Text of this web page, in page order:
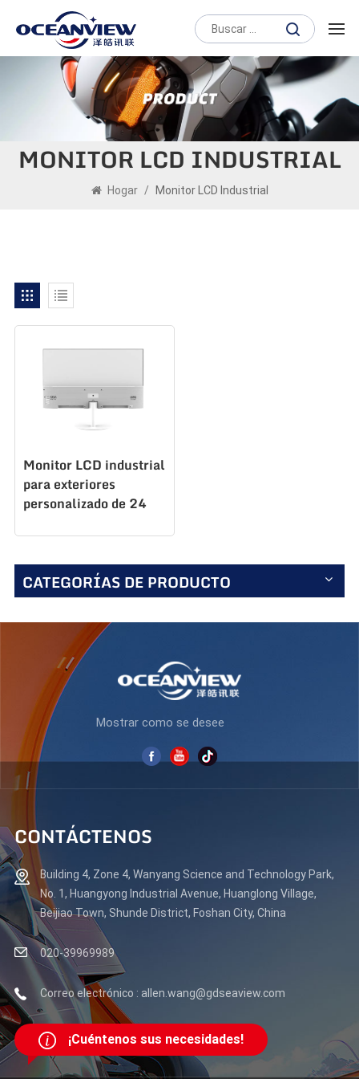
MONITOR LCD INDUSTRIAL
Hogar / Monitor LCD Industrial
Monitor LCD industrial
para exteriores
personalizado de 24
CATEGORÍAS DE PRODUCTO
Mostrar como se desee
CONTÁCTENOS
Building 4, Zone 4, Wanyang Science and Technology Park,
No. 1, Huangyong Industrial Avenue, Huanglong Village,
Beijiao Town, Shunde District, Foshan City, China
020-39969989
Correo electrónico : allen.wang@gdseaview.com
¡Cuéntenos sus necesidades!